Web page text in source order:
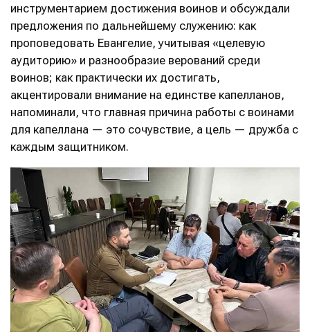
инструментарием достижения воинов и обсуждали
предложения по дальнейшему служению: как
проповедовать Евангелие, учитывая «целевую
аудиторию» и разнообразие верований среди
воинов; как практически их достигать,
акцентировали внимание на единстве капелланов,
напоминали, что главная причина работы с воинами
для капеллана — это сочувствие, а цель — дружба с
каждым защитником.